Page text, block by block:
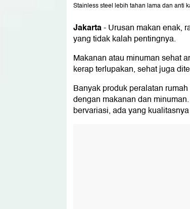
Stainless steel lebih tahan lama dan anti
Jakarta-Urusan makan enak,
yang tidak kalah pentingnya.
Makanan atau minuman sehat
kerap terlupakan, sehat juga
Banyak produk peralatan
dengan makanan dan
bervariasi, ada yang